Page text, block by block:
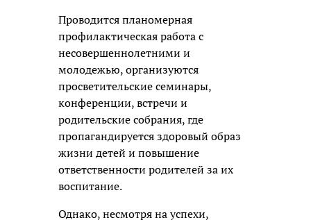
Проводится планомерная
профилактическая работа с
несовершеннолетними и
молодежью, организуются
просветительские семинары,
конференции, встречи и
родительские собрания, где
пропагандируется здоровый образ
жизни детей и повышение
ответственности родителей за их
воспитание.
Однако, несмотря на успехи,